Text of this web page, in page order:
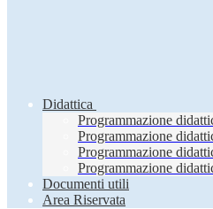
Didattica
Programmazione
Programmazione
Programmazione
Programmazione
Documenti utili
Area Riservata